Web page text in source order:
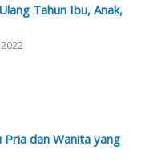
Tahun Ibu, Anak,
dan Wanita yang